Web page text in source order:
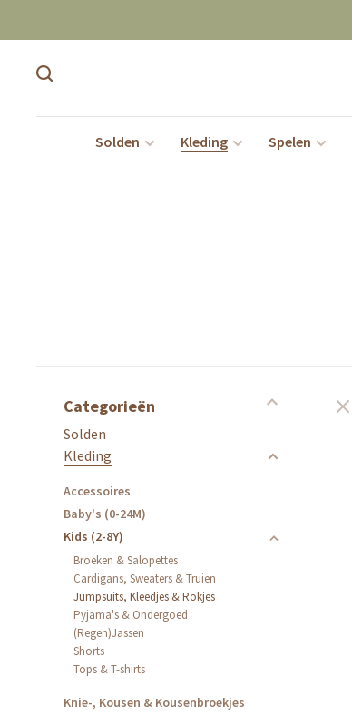
Solden Kleding Spelen
Categorieën
Solden
Kleding
Accessoires
Baby's (0-24M)
Kids (2-8Y)
Broeken & Salopettes
Cardigans, Sweaters & Truien
Jumpsuits, Kleedjes & Rokjes
Pyjama's & Ondergoed
(Regen)Jassen
Shorts
Tops & T-shirts
Knie-, Kousen & Kousenbroekjes